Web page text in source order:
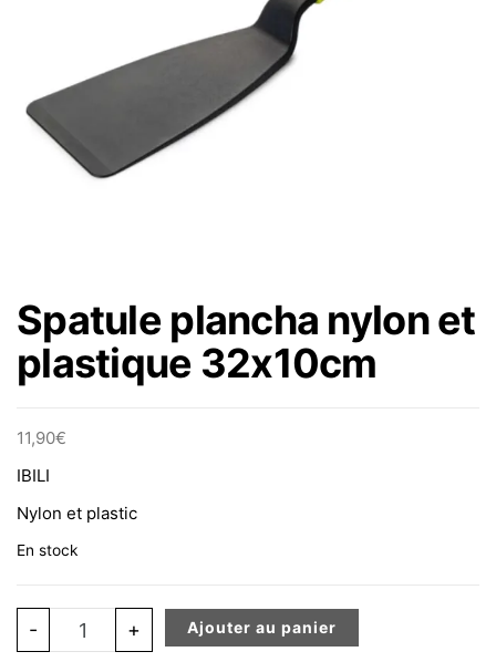
Spatule plancha nylon et
plastique 32x10cm
11,90€
IBILI
Nylon et plastic
En stock
- quantité de Spatule plancha nylon et plastique 32x10cm
+ Ajouter au panier